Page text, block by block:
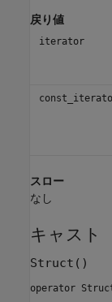
戻り値
iterator
スロー
なし
キャスト
Struct()
operator